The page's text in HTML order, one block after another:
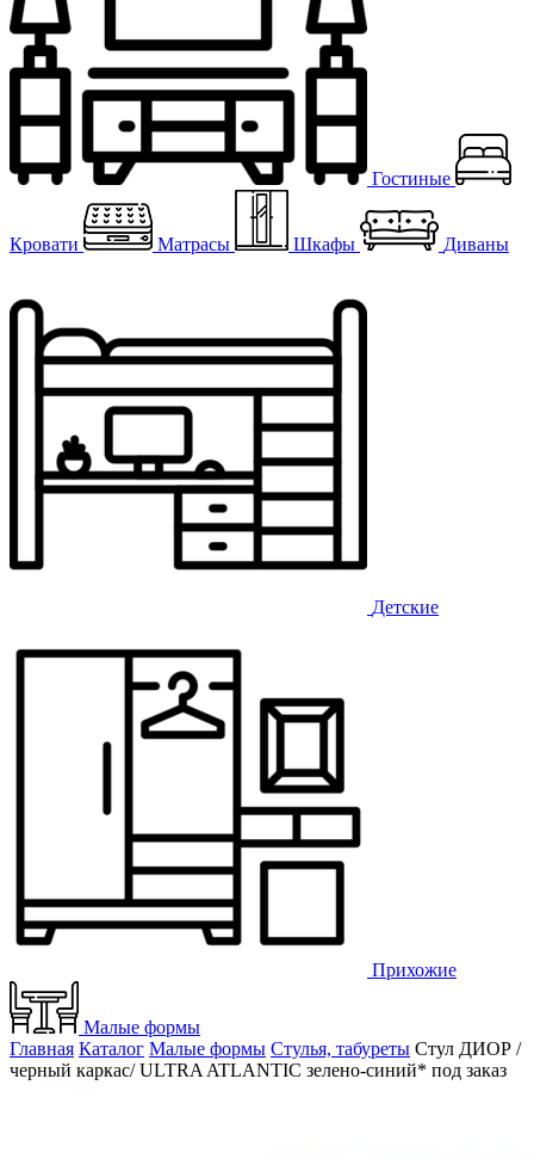
Гостиные
Кровати Матрасы Шкафы Диваны
Детские
Прихожие
Малые формы
Главная Каталог Малые формы Стулья, табуреты Стул ДИОР /
черный каркас/ ULTRA ATLANTIC зелено-синий* под заказ